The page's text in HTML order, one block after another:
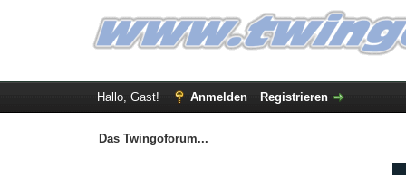
Hallo, Gast! Anmelden Registrieren
Das Twingoforum...